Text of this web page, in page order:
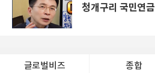
청개구리 국민연금
글로벌비즈 종합